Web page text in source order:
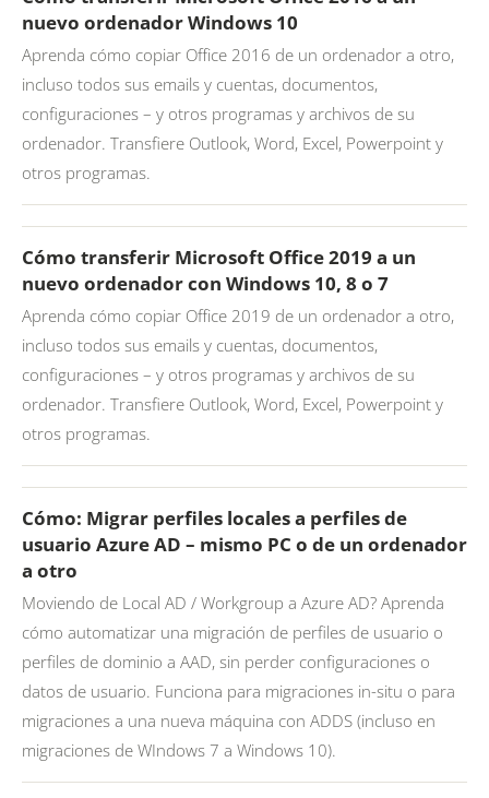
nuevo ordenador Windows 10
Aprenda cómo copiar Office 2016 de un ordenador a otro,
incluso todos sus emails y cuentas, documentos,
configuraciones – y otros programas y archivos de su
ordenador. Transfiere Outlook, Word, Excel, Powerpoint y
otros programas.
Cómo transferir Microsoft Office 2019 a un
nuevo ordenador con Windows 10, 8 o 7
Aprenda cómo copiar Office 2019 de un ordenador a otro,
incluso todos sus emails y cuentas, documentos,
configuraciones – y otros programas y archivos de su
ordenador. Transfiere Outlook, Word, Excel, Powerpoint y
otros programas.
Cómo: Migrar perfiles locales a perfiles de
usuario Azure AD – mismo PC o de un ordenador
a otro
Moviendo de Local AD / Workgroup a Azure AD? Aprenda
cómo automatizar una migración de perfiles de usuario o
perfiles de dominio a AAD, sin perder configuraciones o
datos de usuario. Funciona para migraciones in-situ o para
migraciones a una nueva máquina con ADDS (incluso en
migraciones de WIndows 7 a Windows 10).